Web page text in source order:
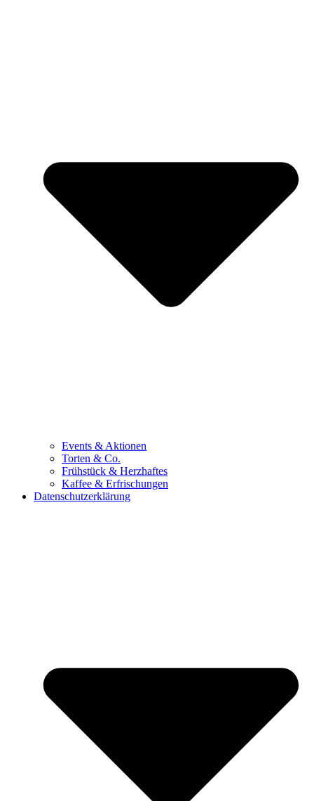
Events & Aktionen
Torten & Co.
Frühstück & Herzhaftes
Kaffee & Erfrischungen
Datenschutzerklärung